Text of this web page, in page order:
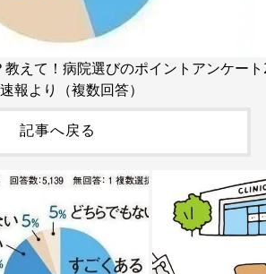
えて！病院選びのポイントアンケート
報より（複数回答）
記事へ戻る